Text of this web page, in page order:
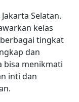
Selatan.
kelas
tingkat
dan
bisa menikmati
inti dan